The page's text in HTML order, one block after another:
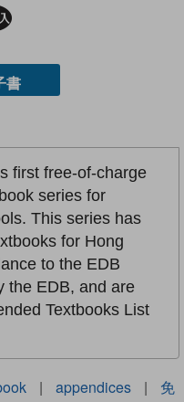
書
first free-of-charge
series for
This series has
for Hong
to the EDB
the EDB, and are
Textbooks List
| appendices |
免